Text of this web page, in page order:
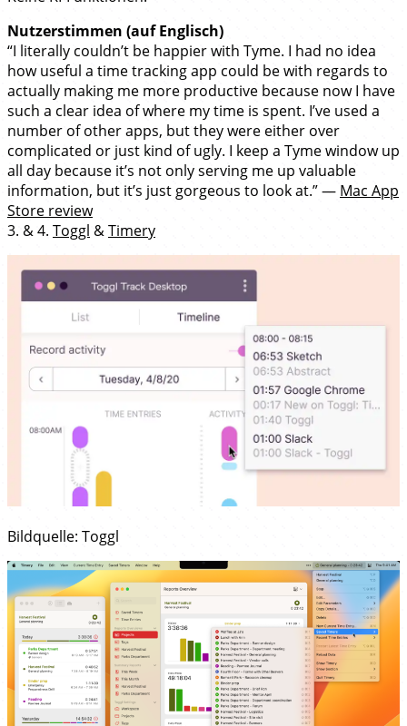
Nutzerstimmen (auf Englisch)
“I literally couldn’t be happier with Tyme. I had no idea
how useful a time tracking app could be with regards to
actually making me more productive because now I have
such a clear idea of where my time is spent. I’ve used a
number of other apps, but they were either over
complicated or just kind of ugly. I keep a Tyme window up
all day because it’s not only serving me up valuable
information, but it’s just gorgeous to look at.” — Mac App
Store review
3. & 4. Toggl &Timery
Bildquelle: Toggl